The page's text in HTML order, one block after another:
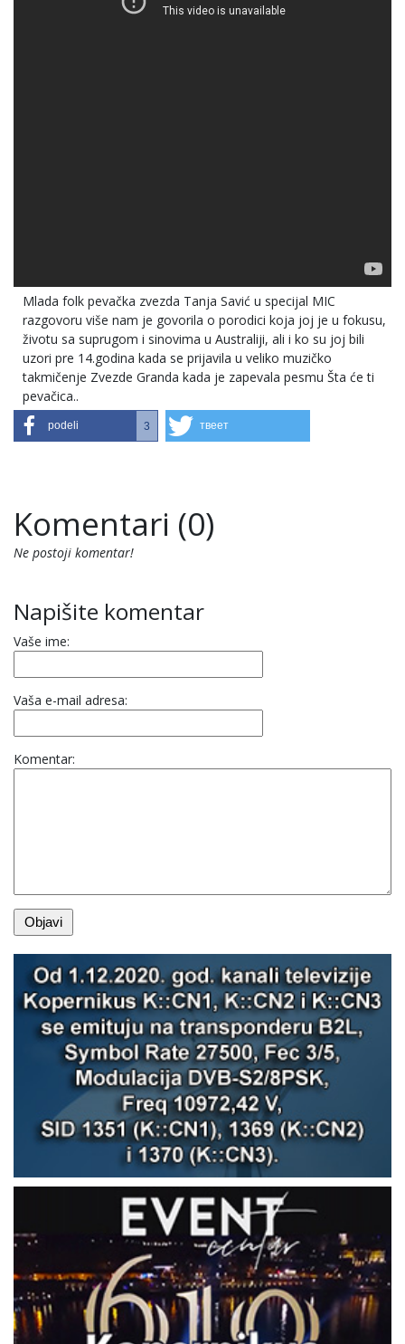
Mlada folk pevačka zvezda Tanja Savić u specijal MIC
razgovoru više nam je govorila o porodici koja joj je u fokusu,
životu sa suprugom i sinovima u Australiji, ali i ko su joj bili
uzori pre 14.godina kada se prijavila u veliko muzičko
takmičenje Zvezde Granda kada je zapevala pesmu Šta će ti
pevačica..
podeli 3 твеет
Komentari (0)
Ne postoji komentar!
Napišite komentar
Vaše ime:
Vaša e-mail adresa:
Komentar: